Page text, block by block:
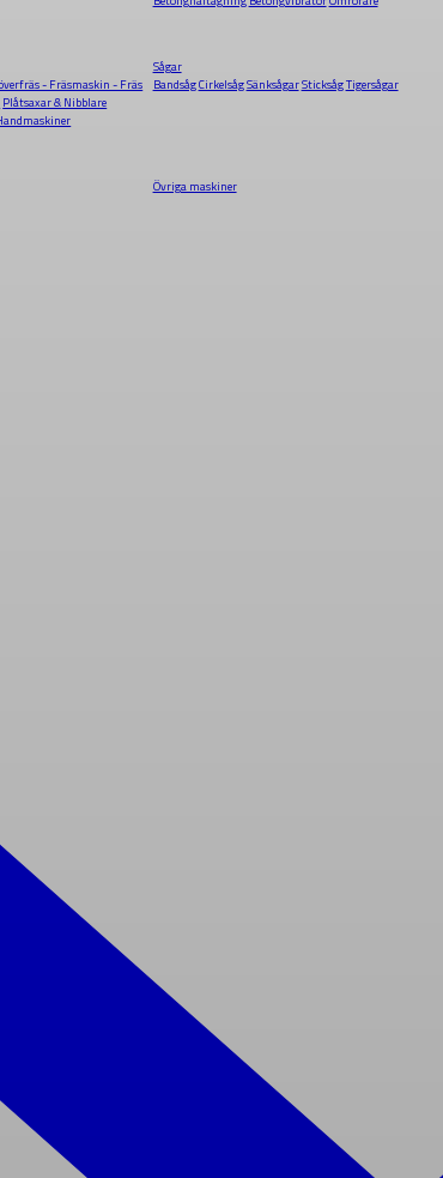
- Fräsmaskin - Fräs
Plåtsaxar & Nibblare
Sågar
BandsågCirkelsågSänksågarSticksågTigersågar
Övriga maskiner